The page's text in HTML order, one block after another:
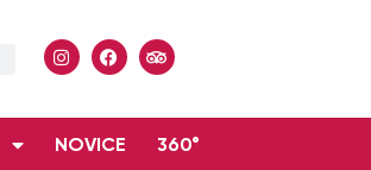
NOVICE 360°